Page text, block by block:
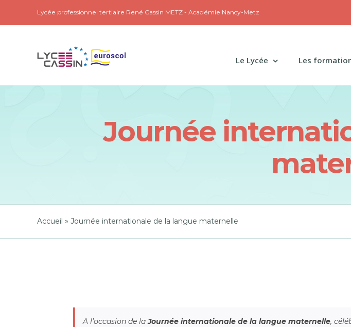
Lycée professionnel tertiaire René Cassin METZ - Académie Nancy-Metz
Le Lycée Les
Journée
Accueil » Journée internationale de la langue maternelle
A l’occasion de laJournée internationale de la langue maternelle,